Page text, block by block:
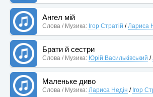
Ангел мій
Слова / Музика: Ігор Стратій /Лариса
Брати й сестри
Слова / Музика: Юрій Васильківський /
Маленьке диво
Слова / Музика: Лариса Недін / Ігор